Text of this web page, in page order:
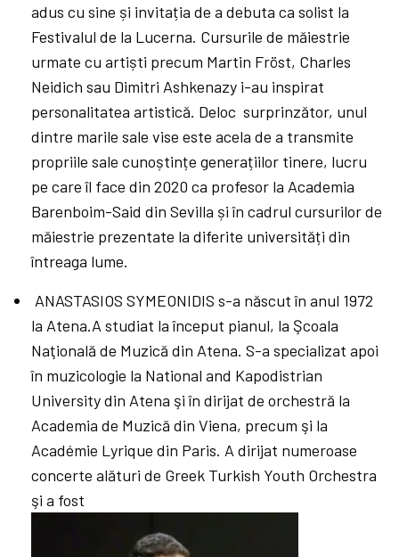
adus cu sine și invitația de a debuta ca solist la
Festivalul de la Lucerna. Cursurile de măiestrie
urmate cu artiști precum Martin Fröst, Charles
Neidich sau Dimitri Ashkenazy i-au inspirat
personalitatea artistică. Deloc surprinzător, unul
dintre marile sale vise este acela de a transmite
propriile sale cunoștințe generațiilor tinere, lucru
pe care îl face din 2020 ca profesor la Academia
Barenboim-Said din Sevilla și în cadrul cursurilor de
măiestrie prezentate la diferite universități din
întreaga lume.
ANASTASIOS SYMEONIDIS s-a născut în anul 1972
la Atena.A studiat la început pianul, la Şcoala
Naţională de Muzică din Atena. S-a specializat apoi
în muzicologie la National and Kapodistrian
University din Atena şi în dirijat de orchestră la
Academia de Muzică din Viena, precum şi la
Académie Lyrique din Paris. A dirijat numeroase
concerte alături de Greek Turkish Youth Orchestra
şi a fost